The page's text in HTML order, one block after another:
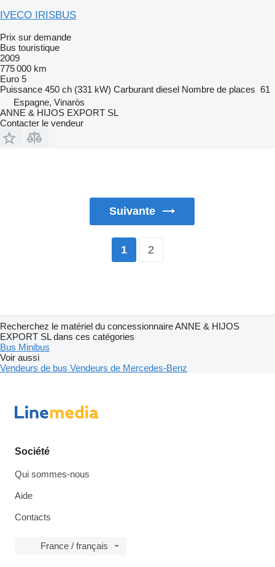
IVECO IRISBUS
Prix sur demande
Bus touristique
2009
775 000 km
Euro 5
Puissance 450 ch (331 kW) Carburant diesel Nombre de places 61
Espagne, Vinaròs
ANNE & HIJOS EXPORT SL
Contacter le vendeur
Suivante
1 2
Recherchez le matériel du concessionnaire ANNE & HIJOS
EXPORT SL dans ces catégories
Bus Minibus
Voir aussi
Vendeurs de bus Vendeurs de Mercedes-Benz
Société
Qui sommes-nous
Aide
Contacts
France / français